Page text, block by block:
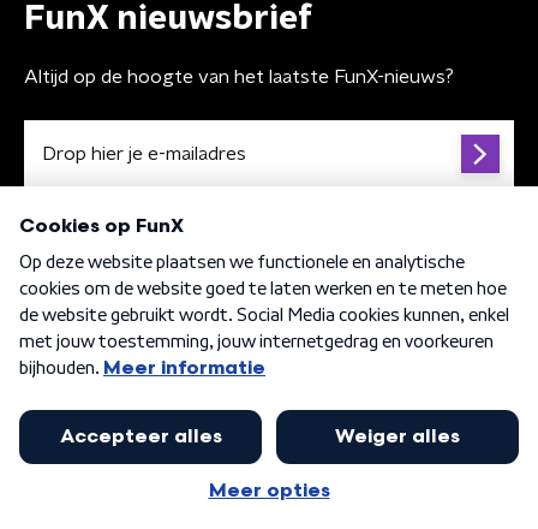
FunX nieuwsbrief
Altijd op de hoogte van het laatste FunX-nieuws?
Algemene voorwaarden Privacybeleid